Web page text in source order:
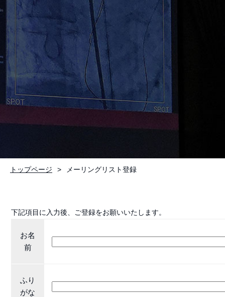
お問い合わせ
トップページ メーリングリスト登録
下記項目に入力後、ご登録をお願いいたします。
お名
前
ふり
がな